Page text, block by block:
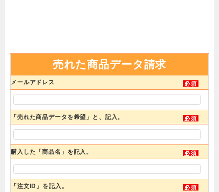
売れた商品データ請求
メールアドレス 必須
「売れた商品データを希望」と、記入。 必須
購入した「商品名」を記入。 必須
「注文ID」を記入。 必須